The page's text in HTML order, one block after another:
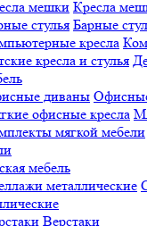
Кресла
Барные
мебель
Верстаки